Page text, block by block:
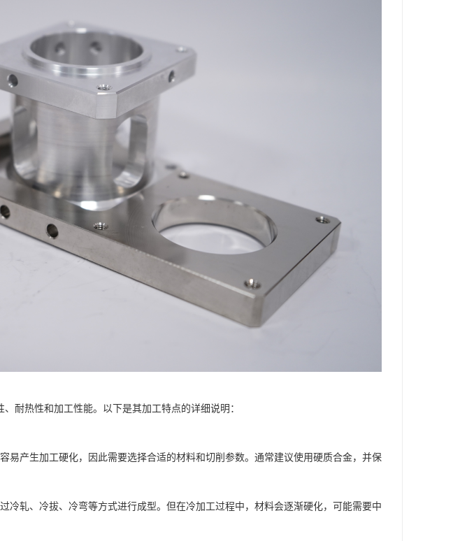
耐热性和加工性能。以下是其加工特点的详细说明：
产生加工硬化，因此需要选择合适的材料和切削参数。通常建议使用硬质合金，并保
轧、冷拔、冷弯等方式进行成型。但在冷加工过程中，材料会逐渐硬化，可能需要中